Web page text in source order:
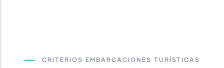
CRITERIOS EMBARCACIONES TURÍSTICAS